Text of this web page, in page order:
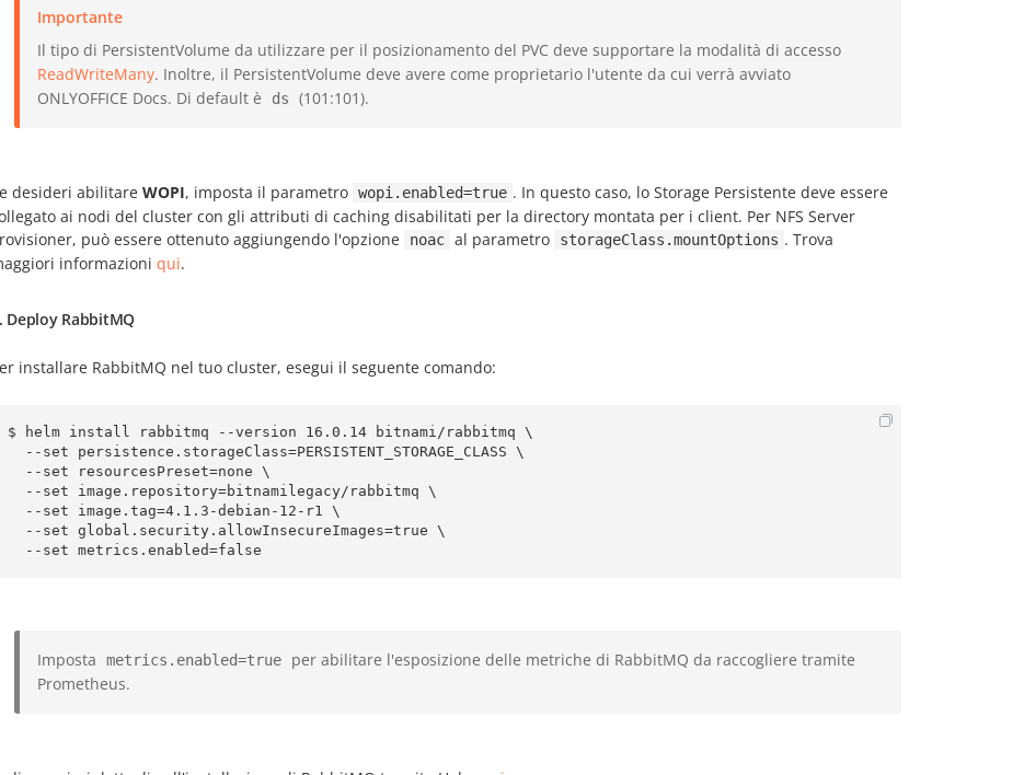
Importante
Il tipo di PersistentVolume da utilizzare per il posizionamento del PVC deve supportare la modalità di accesso
ReadWriteMany. Inoltre, il PersistentVolume deve avere come proprietario l'utente da cui verrà avviato
ONLYOFFICE Docs. Di default è
ds (101:101).
desideri abilitare WOPI, imposta il parametro wopi.enabled=true . In questo caso, lo Storage Persistente deve essere
ai nodi del cluster con gli attributi di caching disabilitati per la directory montata per i client. Per NFS Server
può essere ottenuto aggiungendo l'opzione
noac al parametro storageClass.mountOptions . Trova
informazioni qui.
Deploy RabbitMQ
installare RabbitMQ nel tuo cluster, esegui il seguente comando:
$ helm install rabbitmq --version 16.0.14 bitnami/rabbitmq \
  --set metrics.enabled=false
Imposta metrics.enabled=true
per abilitare l'esposizione delle metriche di RabbitMQ da raccogliere tramite
Prometheus.